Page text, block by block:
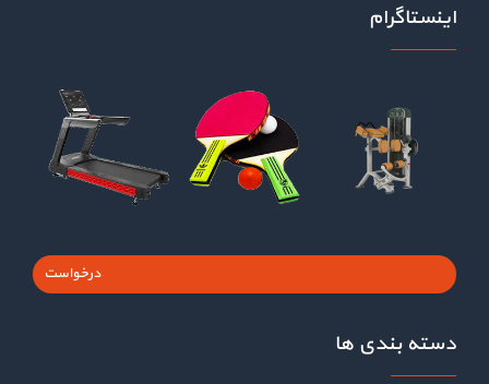
اینستاگرام
درخواست
دسته بندی ها